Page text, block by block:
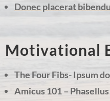
Donec placerat
Motivational
The Four Fibs- Ipsum
Amicus 101 –